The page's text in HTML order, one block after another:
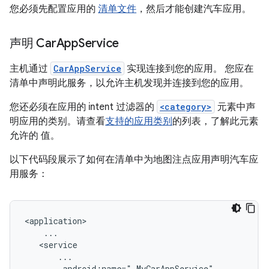
您必须先配置应用的 清单文件 ，然后才能创建汽车应用。
声明 CarAppService
主机通过 CarAppService 实现连接到您的应用。 您应在
清单中声明此服务，以允许主机发现并连接到您的应用。
您还必须在应用的 intent 过滤器的 <category> 元素中声
明应用的类别。请查看支持的应用类别的列表，了解此元素
允许的 值。
以下代码段展示了如何在清单中为地图注点应用声明汽车应
用服务：